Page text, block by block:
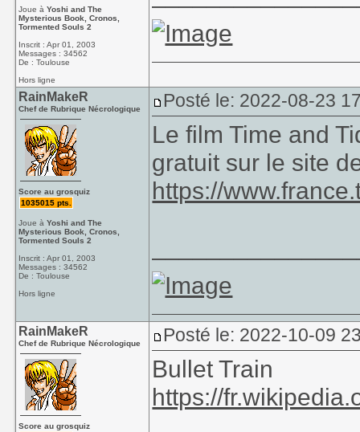
Joue àYoshi and The
Mysterious Book, Cronos,
Tormented Souls 2
Inscrit : Apr 01, 2003
Messages : 34562
De : Toulouse
Hors ligne
RainMakeR
Chef de Rubrique Nécrologique
Score au grosquiz
1035015 pts.
Joue àYoshi and The
Mysterious Book, Cronos,
Tormented Souls 2
Inscrit : Apr 01, 2003
Messages : 34562
De : Toulouse
Hors ligne
Posté le: 2022-08-23
Le film Time and
gratuit sur le site
https://
RainMakeR
Chef de Rubrique Nécrologique
Score au grosquiz
Posté le: 2022-10-09
Bullet Train
https://